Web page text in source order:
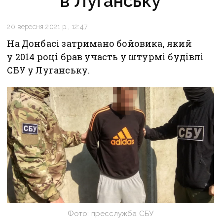
20 вересня 2021 р., 12:47
На Донбасі затримано бойовика, який
у 2014 році брав участь у штурмі будівлі
СБУ у Луганську.
Фото: пресслужба СБУ